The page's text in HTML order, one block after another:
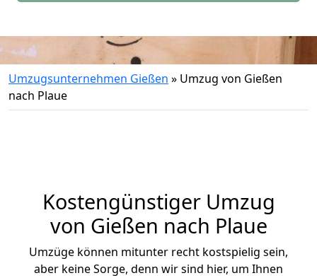
Umzugsunternehmen Gießen » Umzug von Gießen
nach Plaue
Kostengünstiger Umzug
von Gießen nach Plaue
Umzüge können mitunter recht kostspielig sein,
aber keine Sorge, denn wir sind hier, um Ihnen